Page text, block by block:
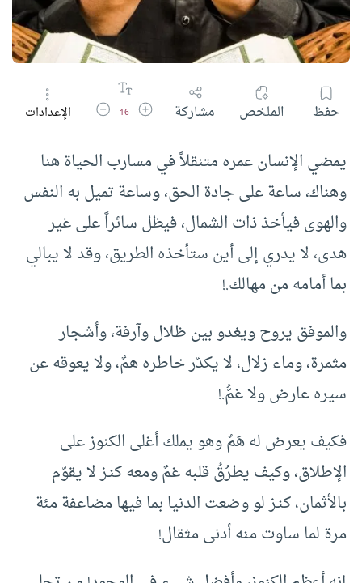
حفظ الملخص مشاركة زيادة حجم الخط
16 تقليل حجم الخط
الإعدادات
يمضي الإنسان عمره متنقلاً في مسارب الحياة هنا
وهناك، ساعة على جادة الحق، وساعة تميل به النفس
والهوى فيأخذ ذات الشمال، فيظل سائراً على غير
هدى، لا يدري إلى أين ستأخذه الطريق، وقد لا يبالي
بما أمامه من مهالك.!
والموفق يروح ويغدو بين ظلال وآرفة، وأشجار
مثمرة، وماء زلال، لا يكدّر خاطره همٌ، ولا يعوقه عن
سيره عارض ولا غمُّ.!
فكيف يعرض له هَمٌ وهو يملك أغلى الكنوز على
الإطلاق، وكيف يطرُقُ قلبه غمٌ ومعه كنـز لا يقوّم
بالأثمان، كنـز لو وضعت الدنيا بما فيها مضاعفة مئة
مرة لما ساوت منه أدنى مثقال!